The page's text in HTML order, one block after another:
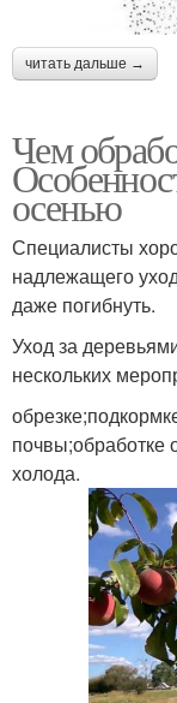
читать дальше →
Чем
осенью
Специалисты
надлежащего
даже погибнуть.
Уход за
нескольких
почвы;обработке
холода.